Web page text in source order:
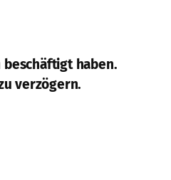
beschäftigt haben.
verzögern.